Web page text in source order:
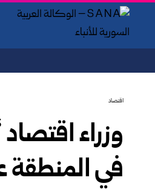
اقتصاد
وزراء
في المنطقة